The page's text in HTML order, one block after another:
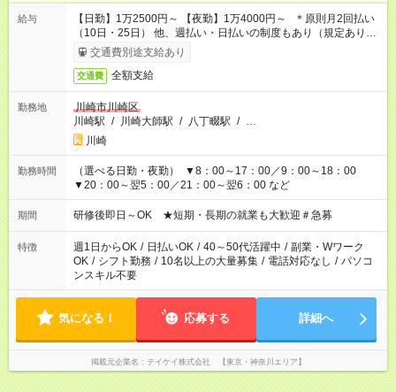
給与
【日勤】1万2500円～ 【夜勤】1万4000円～ ＊原則月2回払い
（10日・25日） 他、週払い・日払いの制度もあり（規定あり）
＃日収1万円以上
交通費別途支給あり
交通費 全額支給
勤務地
川崎市川崎区
川崎駅 / 川崎大師駅 / 八丁畷駅 / …
川崎
勤務時間
（選べる日勤・夜勤） ▼8：00～17：00／9：00～18：00
▼20：00～翌5：00／21：00～翌6：00 など
期間 研修後即日～OK ★短期・長期の就業も大歓迎＃急募
特徴 週1日からOK / 日払いOK / 40～50代活躍中 / 副業・Wワーク
OK / シフト勤務 / 10名以上の大量募集 / 電話対応なし / パソコ
ンスキル不要
気になる！ 応募する 詳細へ
掲載元企業名 テイケイ株式会社 【東京・神奈川エリア】